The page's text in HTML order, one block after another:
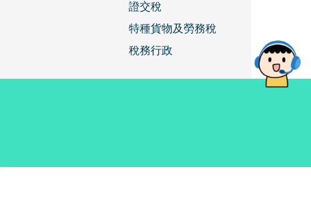
證交稅
特種貨物及勞務稅
稅務行政